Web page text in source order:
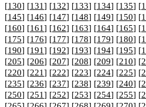
[130] [131] [132] [133] [134] [135] [
[145] [146] [147] [148] [149] [150] [
[160] [161] [162] [163] [164] [165] [
[175] [176] [177] [178] [179] [180] [
[190] [191] [192] [193] [194] [195] [
[205] [206] [207] [208] [209] [210] [
[220] [221] [222] [223] [224] [225] [
[235] [236] [237] [238] [239] [240] [
[250] [251] [252] [253] [254] [255] [